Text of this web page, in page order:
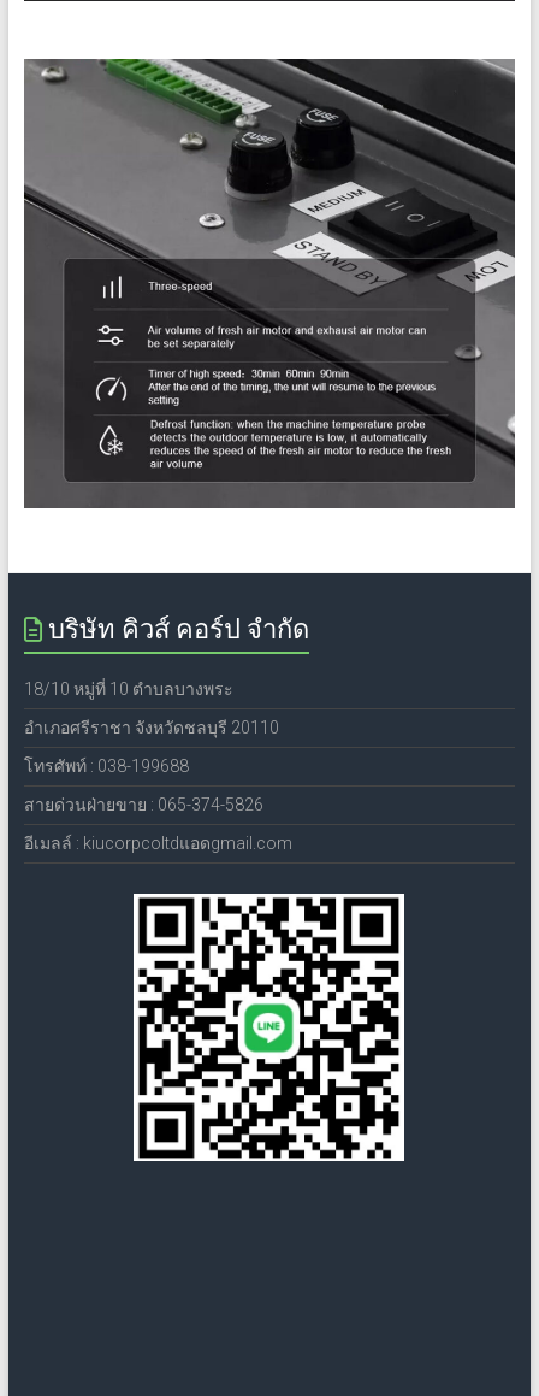
บริษัท คิวส์ คอร์ป จำกัด
18/10 หมู่ที่ 10 ตำบลบางพระ
อำเภอศรีราชา จังหวัดชลบุรี 20110
โทรศัพท์ : 038-199688
สายด่วนฝ่ายขาย : 065-374-5826
อีเมลล์ : kiucorpcoltdแอดgmail.com